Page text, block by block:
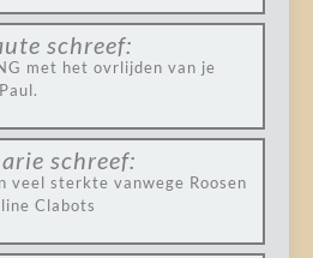
schreef:
met het ovrlijden van je
schreef:
veel sterkte vanwege Roosen
Clabots